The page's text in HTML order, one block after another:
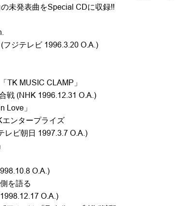
未発表曲をSpecial CDに収録!!
ジテレビ 1996.3.20 O.A.)
TK MUSIC CLAMP」
戦 (NHK 1996.12.31 O.A.)
Love」
ンタープライズ
レビ朝日 1997.3.7 O.A.)
O.A.)
を語る
O.A.)